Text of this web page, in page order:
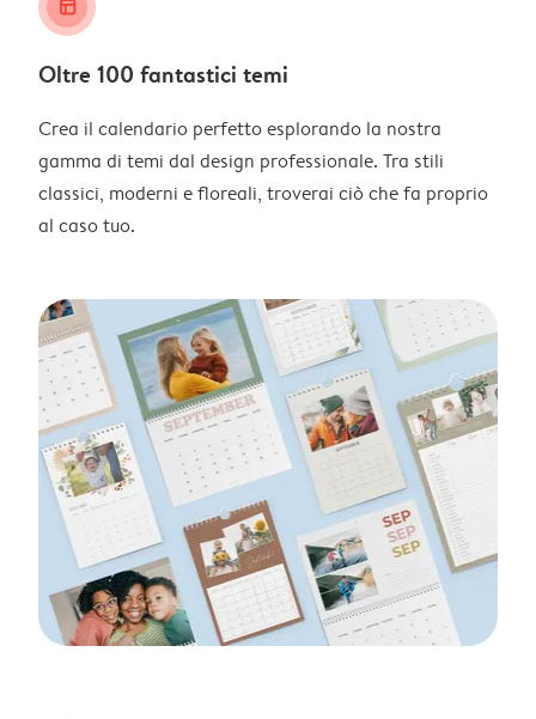
layout_alt
Oltre 100 fantastici temi
Crea il calendario perfetto esplorando la nostra
gamma di temi dal design professionale. Tra stili
classici, moderni e floreali, troverai ciò che fa proprio
al caso tuo.